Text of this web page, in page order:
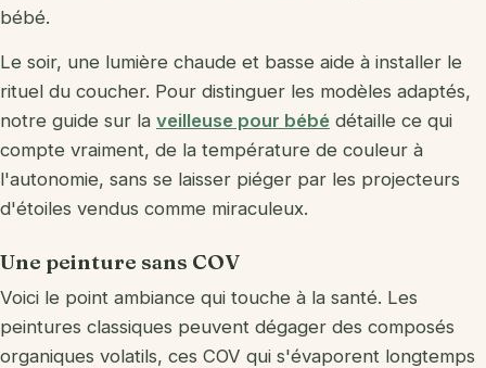
bébé.
Le soir, une lumière chaude et basse aide à installer le
rituel du coucher. Pour distinguer les modèles adaptés,
notre guide sur la veilleuse pour bébé détaille ce qui
compte vraiment, de la température de couleur à
l'autonomie, sans se laisser piéger par les projecteurs
d'étoiles vendus comme miraculeux.
Une peinture sans COV
Voici le point ambiance qui touche à la santé. Les
peintures classiques peuvent dégager des composés
organiques volatils, ces COV qui s'évaporent longtemps